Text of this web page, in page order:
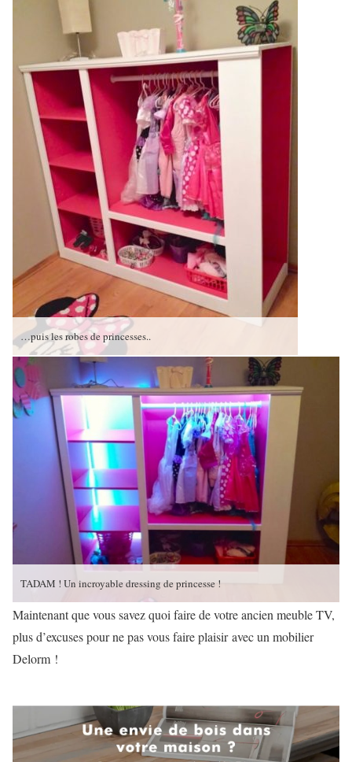
…puis les robes de princesses..
TADAM ! Un incroyable dressing de princesse !
Maintenant que vous savez quoi faire de votre ancien meuble TV,
plus d’excuses pour ne pas vous faire plaisir avec un mobilier
Delorm !